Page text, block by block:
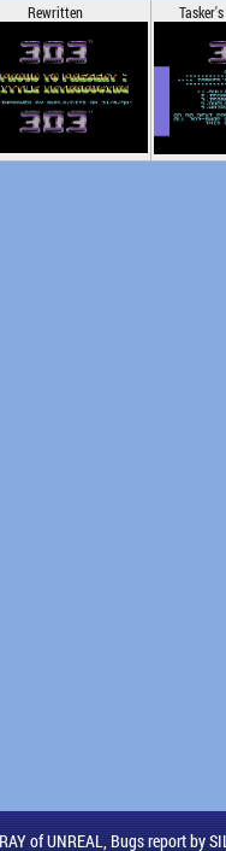
Rewritten
of UNREAL, Bugs report by